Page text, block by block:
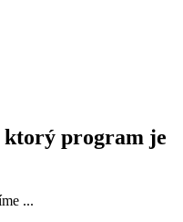
ktorý program je
...